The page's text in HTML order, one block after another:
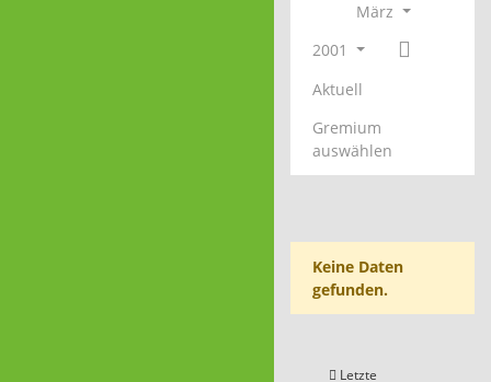
März
2001
Aktuell
Gremium
auswählen
Keine Daten
gefunden.
Letzte